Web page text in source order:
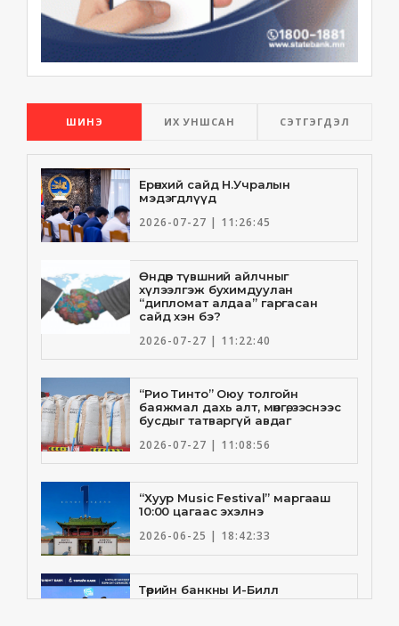
ШИНЭ ИХ УНШСАН СЭТГЭГДЭЛ
Ерөнхий сайд Н.Учралын
мэдэгдлүүд
2026-07-27 | 11:26:45
Өндөр түвшний айлчныг
хүлээлгэж бухимдуулан
“дипломат алдаа” гаргасан
сайд хэн бэ?
2026-07-27 | 11:22:40
“Рио Тинто” Оюу толгойн
баяжмал дахь алт, мөнгө, зэснээс
бусдыг татваргүй авдаг
2026-07-27 | 11:08:56
“Хуур Music Festival” маргааш
10:00 цагаас эхэлнэ
2026-06-25 | 18:42:33
Төрийн банкны И-Билл
үйлчилгээнд Голомт банк